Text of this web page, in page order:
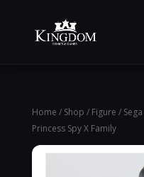
Home / Shop / Figure / Sega
Princess Spy X Family